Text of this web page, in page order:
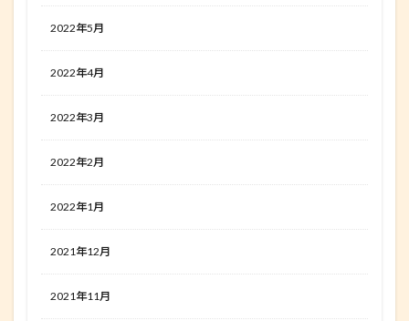
2022年5月
2022年4月
2022年3月
2022年2月
2022年1月
2021年12月
2021年11月